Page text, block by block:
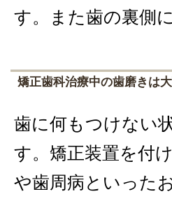
す。また歯の裏側
矯正歯科治療中の歯磨きは
歯に何もつけない
す。矯正装置を付
や歯周病といった